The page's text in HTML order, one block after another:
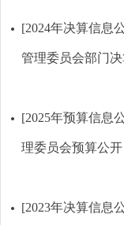
[2024年决算信息
管理委员会部门
[2025年预算信息
理委员会预算公开
[2023年决算信息